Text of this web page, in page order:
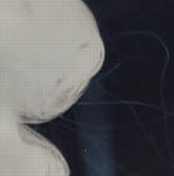
inkl. 19% USt., zzgl.Versand
Wunschzettel
Benachrichtigung anfordern